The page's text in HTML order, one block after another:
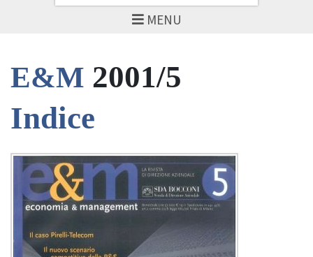
MENU
E&M 2001/5
Indice